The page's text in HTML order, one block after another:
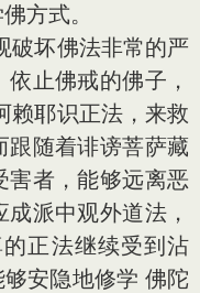
方式。
坏佛法非常的严
止佛戒的佛子，
赖耶识正法，来救
跟随着诽谤菩萨藏
害者，能够远离恶
派中观外道法，
正法继续受到沾
安隐地修学 佛陀